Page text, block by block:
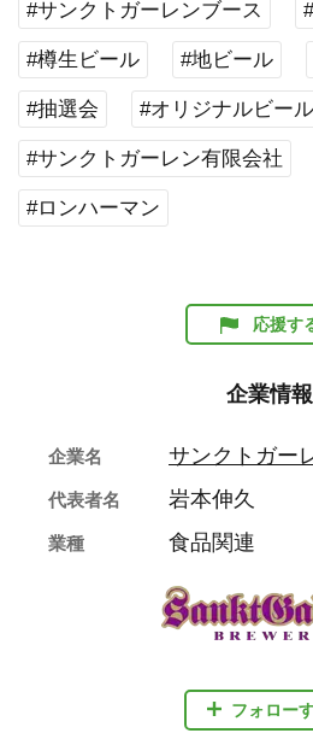
#サンクトガーレンブース
#樽生ビール #地ビール
#抽選会 #オリジナルビール
#サンクトガーレン有限会社
#ロンハーマン
応援す
企業情報
フォロー
企業名 サンクトガー
代表者名 岩本伸久
業種 食品関連